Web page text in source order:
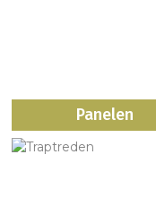
Panelen